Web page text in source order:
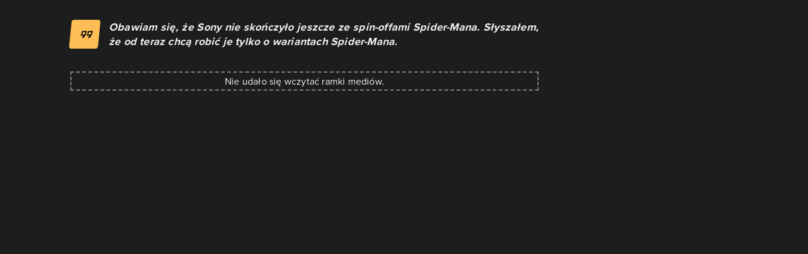
Obawiam się, że Sony nie skończyło jeszcze ze spin-offami Spider-Mana. Słyszałem,
że od teraz chcą robić je tylko o wariantach Spider-Mana.
Nie udało się wczytać ramki mediów.